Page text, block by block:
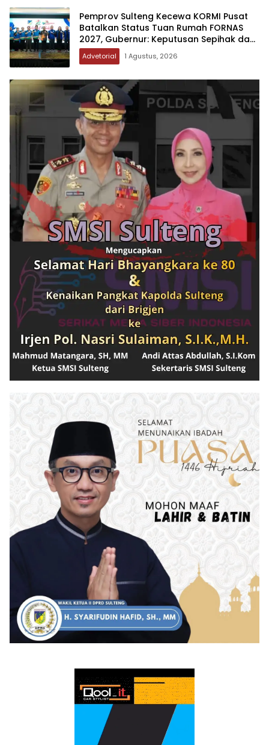
Pemprov Sulteng Kecewa KORMI Pusat
Batalkan Status Tuan Rumah FORNAS
2027, Gubernur: Keputusan Sepihak dan
Tanpa Koordinasi
Advetorial 1 Agustus, 2026